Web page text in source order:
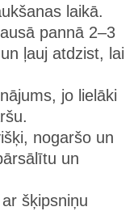
laikā.
pannā 2–3
ļauj atdzist, lai
jo lielāki
nogaršo un
un
šķipsniņu